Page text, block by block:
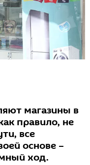
магазины в
правило, не
все
основе –
ход.